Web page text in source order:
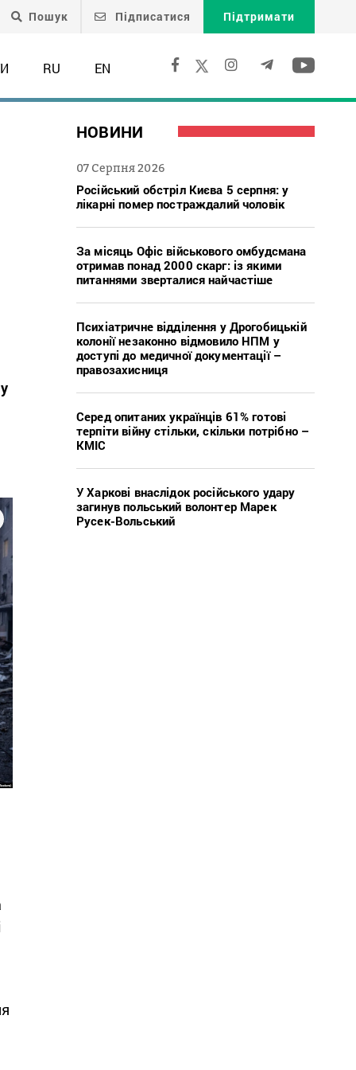
Пошук Підписатися Підтримати
RU EN
НОВИНИ
07 Серпня 2026
Російський обстріл Києва 5 серпня: у
лікарні помер постраждалий чоловік
За місяць Офіс військового омбудсмана
отримав понад 2000 скарг: із якими
питаннями зверталися найчастіше
Психіатричне відділення у Дрогобицькій
колонії незаконно відмовило НПМ у
доступі до медичної документації –
правозахисниця
Серед опитаних українців 61% готові
терпіти війну стільки, скільки потрібно –
КМІС
У Харкові внаслідок російського удару
загинув польський волонтер Марек
Русек-Вольський